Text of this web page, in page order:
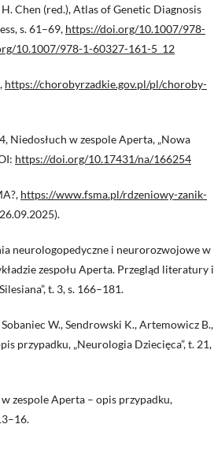
Chen (red.), Atlas of Genetic Diagnosis
s. 61–69, https://doi.org/10.1007/978-
10.1007/978-1-60327-161-5_12
https://chorobyrzadkie.gov.pl/pl/choroby-
Niedosłuch w zespole Aperta, „Nowa
https://doi.org/10.17431/na/166254
https://www.fsma.pl/rdzeniowy-zanik-
neurologopedyczne i neurorozwojowe w
zespołu Aperta. Przegląd literatury i
t. 3, s. 166–181.
W., Sendrowski K., Artemowicz B.,
przypadku, „Neurologia Dziecięca”, t. 21,
zespole Aperta – opis przypadku,